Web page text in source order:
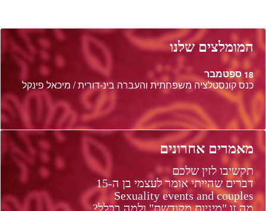
המומלצים שלנו
ספטמבר 18
כנס קונסטלציה משפחתית והעברה בינ-דורית / מיכאל פינקל
מאמרים אחרונים
תקשיבו לזין שלכם
דברים שהייתי אומר לעצמי בן ה-15
Sexuality events and couples
מה זו "מיניות מקודשת" ולמה בכלל?